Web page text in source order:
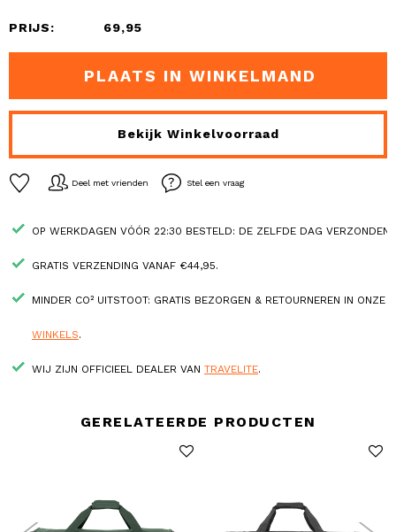
PRIJS: 69,95
PLAATS IN WINKELMAND
Bekijk Winkelvoorraad
Deel met vrienden Stel een vraag
OP WERKDAGEN VÓÓR 22:30 BESTELD: DE ZELFDE DAG VERZONDEN.
GRATIS VERZENDING VANAF €44,95.
MINDER CO² UITSTOOT: GRATIS BEZORGEN & RETOURNEREN IN ONZE
WINKELS.
WIJ ZIJN OFFICIEEL DEALER VAN TRAVELITE.
GERELATEERDE PRODUCTEN